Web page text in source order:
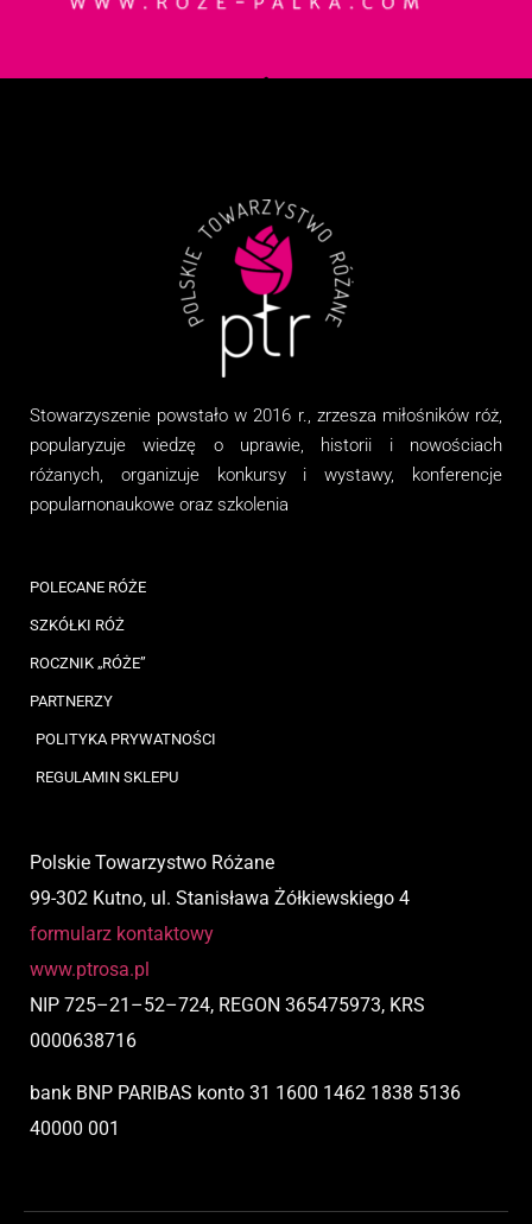
Stowarzyszenie powstało w 2016 r., zrzesza miłośników róż,
popularyzuje wiedzę o uprawie, historii i nowościach
różanych, organizujekonkursy i wystawy, konferencje
popularnonaukowe oraz szkolenia
POLECANE RÓŻE
SZKÓŁKI RÓŻ
ROCZNIK „RÓŻE”
PARTNERZY
POLITYKA PRYWATNOŚCI
REGULAMIN SKLEPU
Polskie Towarzystwo Różane
99-302 Kutno, ul. Stanisława Żółkiewskiego 4
formularz kontaktowy
www.ptrosa.pl
NIP 725–21 –52–724, REGON 365475973, KRS
0000638716
bank BNP PARIBAS konto 31 1600 1462 1838 5136
40000 001